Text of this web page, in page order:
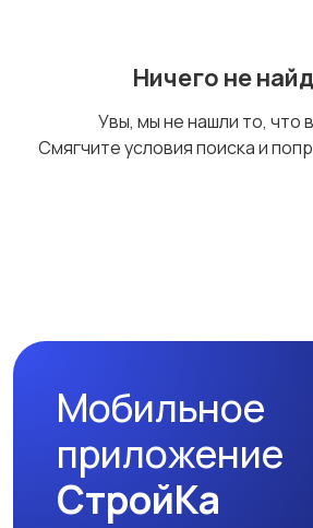
Ничего не
Увы, мы не нашли то, что
Смягчите условия поиска и
Мобильное
приложение
СтройКа